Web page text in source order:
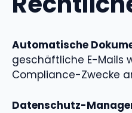
Automatische
geschäftliche E-Mails
Compliance-Zwecke
Datenschutz-